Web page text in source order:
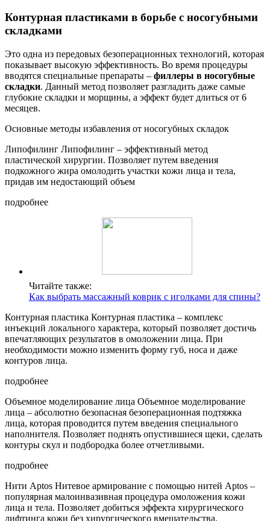
Контурная пластиками в борьбе с носогубными
складками
Это одна из передовых безоперационных технологий, которая
показывает высокую эффективность. Во время процедуры
вводятся специальные препараты – филлеры в носогубные
складки. Данный метод позволяет разгладить даже самые
глубокие складки и морщины, а эффект будет длиться от 6
месяцев.
Основные методы избавления от носогубных складок
Липофилинг Липофилинг – эффективный метод
пластической хирургии. Позволяет путем введения
подкожного жира омолодить участки кожи лица и тела,
придав им недостающий объем
подробнее
Читайте также:
Как выбрать массажный коврик с иголками для спины?
Контурная пластика Контурная пластика – комплекс
инъекций локального характера, который позволяет достичь
впечатляющих результатов в омоложении лица. При
необходимости можно изменить форму губ, носа и даже
контуров лица.
подробнее
Объемное моделирование лица Объемное моделирование
лица – абсолютно безопасная безоперационная подтяжка
лица, которая проводится путем введения специального
наполнителя. Позволяет поднять опустившиеся щеки, сделать
контуры скул и подбородка более отчетливыми.
подробнее
Нити Aptos Нитевое армирование с помощью нитей Aptos –
популярная малоинвазивная процедура омоложения кожи
лица и тела. Позволяет добиться эффекта хирургического
лифтинга кожи без хирургического вмешательства.